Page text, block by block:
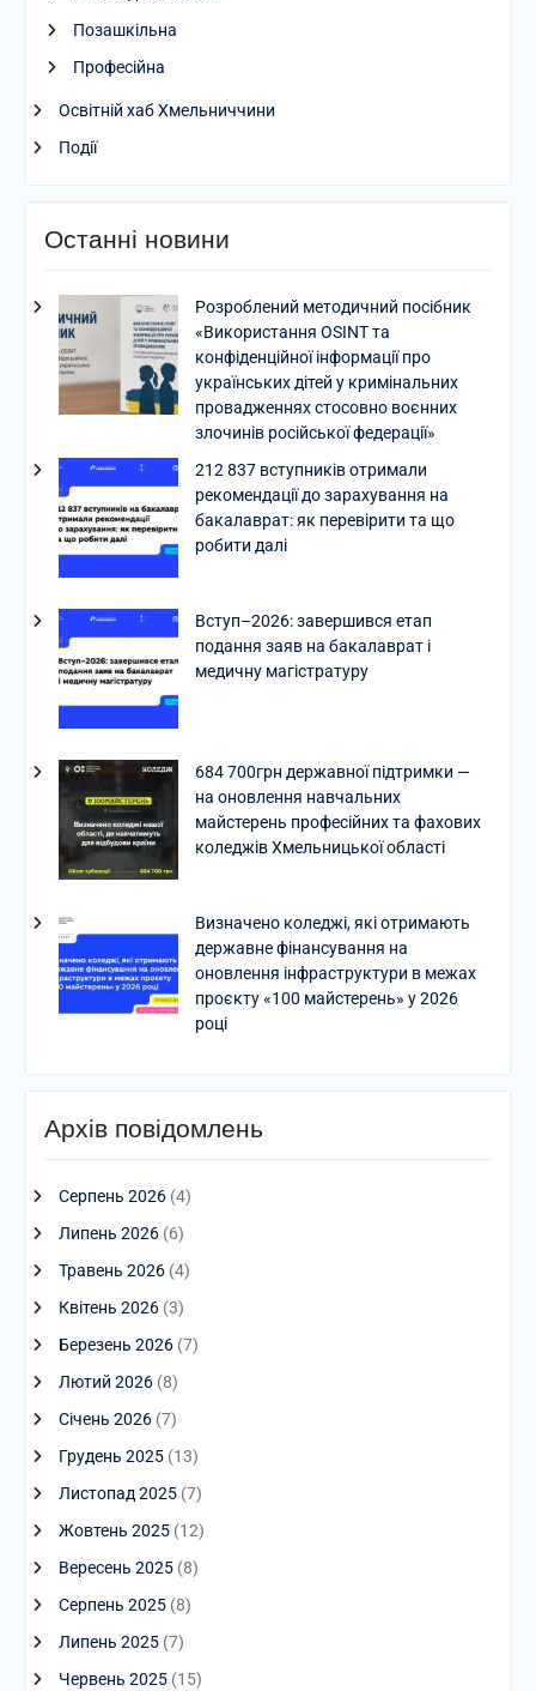
Позашкільна
Професійна
Освітній хаб Хмельниччини
Події
Останні новини
Розроблений методичний посібник
«Використання OSINT та
конфіденційної інформації про
українських дітей у кримінальних
провадженнях стосовно воєнних
злочинів російської федерації»
212 837 вступників отримали
рекомендації до зарахування на
бакалаврат: як перевірити та що
робити далі
Вступ–2026: завершився етап
подання заяв на бакалаврат і
медичну магістратуру
684 700грн державної підтримки —
на оновлення навчальних
майстерень професійних та фахових
коледжів Хмельницької області
Визначено коледжі, які отримають
державне фінансування на
оновлення інфраструктури в межах
проєкту «100 майстерень» у 2026
році
Архів повідомлень
Серпень 2026(4)
Липень 2026(6)
Травень 2026(4)
Квітень 2026(3)
Березень 2026(7)
Лютий 2026(8)
Січень 2026(7)
Грудень 2025(13)
Листопад 2025(7)
Жовтень 2025(12)
Вересень 2025(8)
Серпень 2025(8)
Липень 2025(7)
Червень 2025(15)